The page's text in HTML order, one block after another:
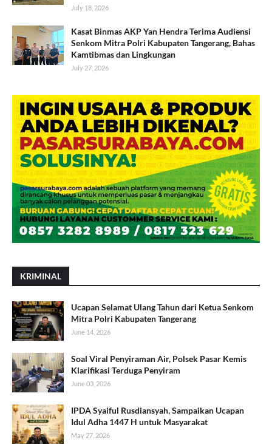
July 18, 2026
Kasat Binmas AKP Yan Hendra Terima Audiensi
Senkom Mitra Polri Kabupaten Tangerang, Bahas
Kamtibmas dan Lingkungan
July 27, 2026
KRIMINAL
Ucapan Selamat Ulang Tahun dari Ketua Senkom
Mitra Polri Kabupaten Tangerang
June 14, 2026
Soal Viral Penyiraman Air, Polsek Pasar Kemis
Klarifikasi Terduga Penyiram
June 03, 2026
IPDA Syaiful Rusdiansyah, Sampaikan Ucapan
Idul Adha 1447 H untuk Masyarakat
May 27, 2026